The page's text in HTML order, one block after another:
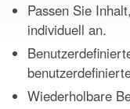
Passen Sie
individuell an.
Wiederholbare